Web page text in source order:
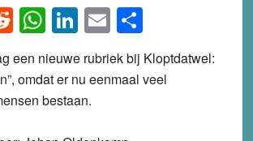
Reddit
WhatsApp
LinkedIn
EmailShare
een nieuwe rubriek bij Kloptdatwel:
omdat er nu eenmaal veel
bestaan.